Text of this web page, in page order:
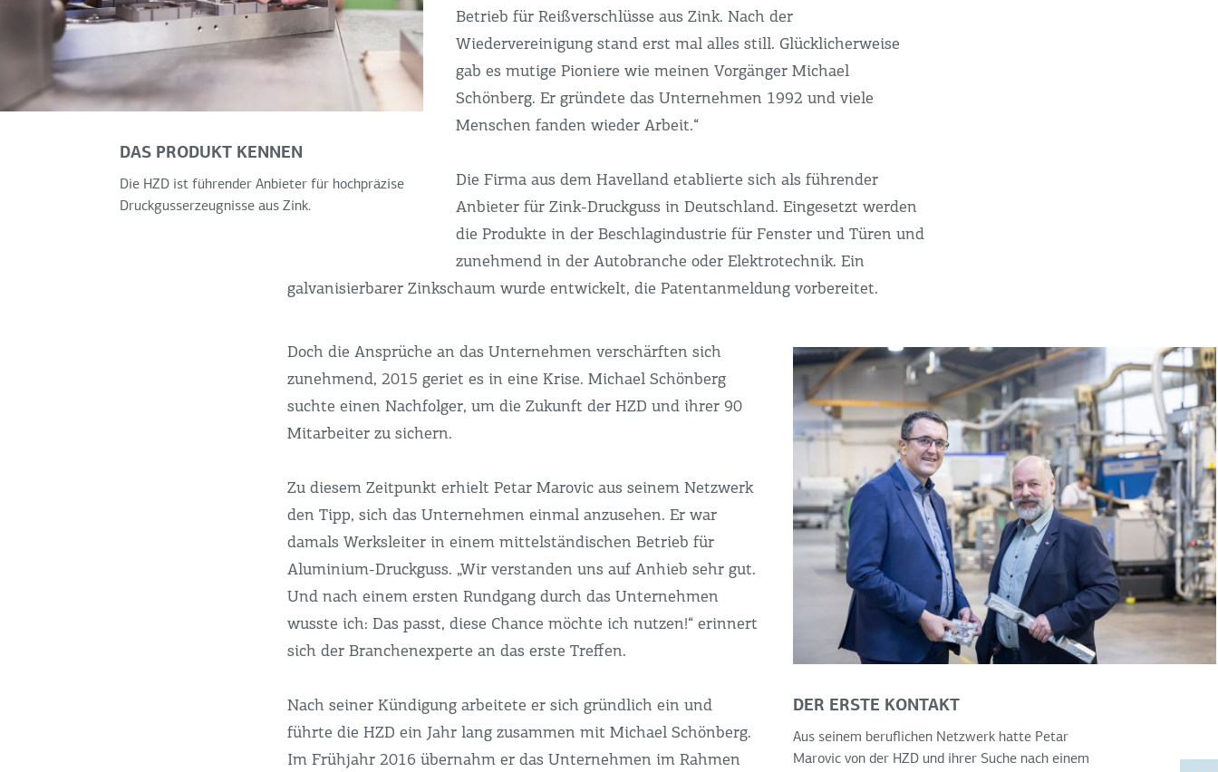
DAS PRODUKT KENNEN
Die HZD ist führender Anbieter für hochpräzise
Druckgusserzeugnisse aus Zink.
Betrieb für Reißverschlüsse aus Zink. Nach der
Wiedervereinigung stand erst mal alles still. Glücklicherweise
gab es mutige Pioniere wie meinen Vorgänger Michael
Schönberg. Er gründete das Unternehmen 1992 und viele
Menschen fanden wieder Arbeit.“
Die Firma aus dem Havelland etablierte sich als führender
Anbieter für Zink-Druckguss in Deutschland. Eingesetzt werden
die Produkte in der Beschlagindustrie für Fenster und Türen und
zunehmend in der Autobranche oder Elektrotechnik. Ein
galvanisierbarer Zinkschaum wurde entwickelt, die Patentanmeldung vorbereitet.
DER ERSTE KONTAKT
Aus seinem beruflichen Netzwerk hatte Petar
Marovic von der HZD und ihrer Suche nach einem
Doch die Ansprüche an das Unternehmen verschärften sich
zunehmend, 2015 geriet es in eine Krise. Michael Schönberg
suchte einen Nachfolger, um die Zukunft der HZD und ihrer 90
Mitarbeiter zu sichern.
Zu diesem Zeitpunkt erhielt Petar Marovic aus seinem Netzwerk
den Tipp, sich das Unternehmen einmal anzusehen. Er war
damals Werksleiter in einem mittelständischen Betrieb für
Aluminium-Druckguss. „Wir verstanden uns auf Anhieb sehr gut.
Und nach einem ersten Rundgang durch das Unternehmen
wusste ich: Das passt, diese Chance möchte ich nutzen!“ erinnert
sich der Branchenexperte an das erste Treffen.
Nach seiner Kündigung arbeitete er sich gründlich ein und
führte die HZD ein Jahr lang zusammen mit Michael Schönberg.
Im Frühjahr 2016 übernahm er das Unternehmen im Rahmen